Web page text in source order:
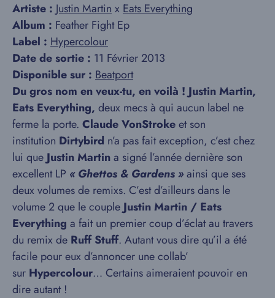
Artiste : Justin Martin x Eats Everything
Album : Feather Fight Ep
Label : Hypercolour
Date de sortie : 11 Février 2013
Disponible sur : Beatport
Du gros nom en veux-tu, en voilà ! Justin Martin,
Eats Everything, deux mecs à qui aucun label ne
ferme la porte. Claude VonStrokeet son
institution Dirtybird n’a pas fait exception, c’est chez
lui que Justin Martina signé l’année dernière son
excellent LP « Ghettos & Gardens »ainsi que ses
deux volumes de remixs. C’est d’ailleurs dans le
volume 2 que le couple Justin Martin / Eats
Everything a fait un premier coup d’éclat au travers
du remix de Ruff Stuff. Autant vous dire qu’il a été
facile pour eux d’annoncer une collab’
sur Hypercolour… Certains aimeraient pouvoir en
dire autant !